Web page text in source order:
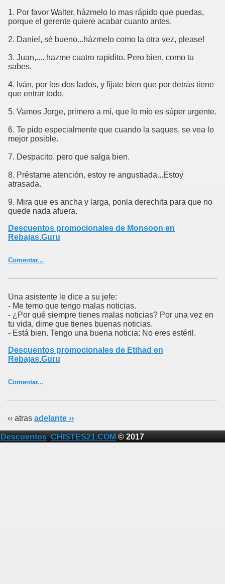
1. Por favor Walter, házmelo lo mas rápido que puedas,
porque el gerente quiere acabar cuanto antes.
2. Daniel, sé bueno...házmelo como la otra vez, please!
3. Juan,.... hazme cuatro rapidito. Pero bien, como tu
sabes.
4. Iván, por los dos lados, y fíjate bien que por detrás tiene
que entrar todo.
5. Vamos Jorge, primero a mí, que lo mío es súper urgente.
6. Te pido especialmente que cuando la saques, se vea lo
mejor posible.
7. Despacito, pero que salga bien.
8. Préstame atención, estoy re angustiada...Estoy
atrasada.
9. Mira que es ancha y larga, ponla derechita para que no
quede nada afuera.
Descuentos promocionales de Monsoon en
Rebajas.Guru
Comentar...
Una asistente le dice a su jefe:
- Me temo que tengo malas noticias.
- ¿Por qué siempre tienes malas noticias? Por una vez en
tu vida, dime que tienes buenas noticias.
- Está bien. Tengo una buena noticia: No eres estéril.
Descuentos promocionales de Etihad en
Rebajas.Guru
Comentar...
‹‹ atras adelante ››
Descuentos CHISTES21.COM © 2017